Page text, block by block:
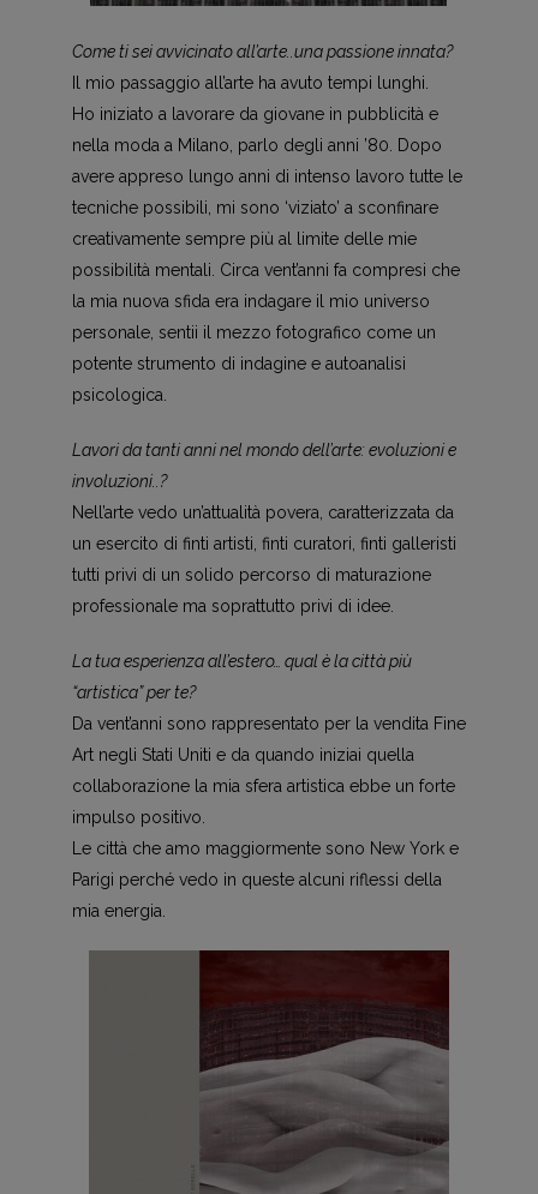
Come ti sei avvicinato all’arte..una passione innata?
Il mio passaggio all’arte ha avuto tempi lunghi.
Ho iniziato a lavorare da giovane in pubblicità e
nella moda a Milano, parlo degli anni ’80. Dopo
avere appreso lungo anni di intenso lavoro tutte le
tecniche possibili, mi sono ‘viziato’ a sconfinare
creativamente sempre più al limite delle mie
possibilità mentali. Circa vent’anni fa compresi che
la mia nuova sfida era indagare il mio universo
personale, sentii il mezzo fotografico come un
potente strumento di indagine e autoanalisi
psicologica.
Lavori da tanti anni nel mondo dell’arte: evoluzioni e
involuzioni..?
Nell’arte vedo un’attualità povera, caratterizzata da
un esercito di finti artisti, finti curatori, finti galleristi
tutti privi di un solido percorso di maturazione
professionale ma soprattutto privi di idee.
La tua esperienza all’estero… qual è la città più
“artistica” per te?
Da vent’anni sono rappresentato per la vendita Fine
Art negli Stati Uniti e da quando iniziai quella
collaborazione la mia sfera artistica ebbe un forte
impulso positivo.
Le città che amo maggiormente sono New York e
Parigi perché vedo in queste alcuni riflessi della
mia energia.